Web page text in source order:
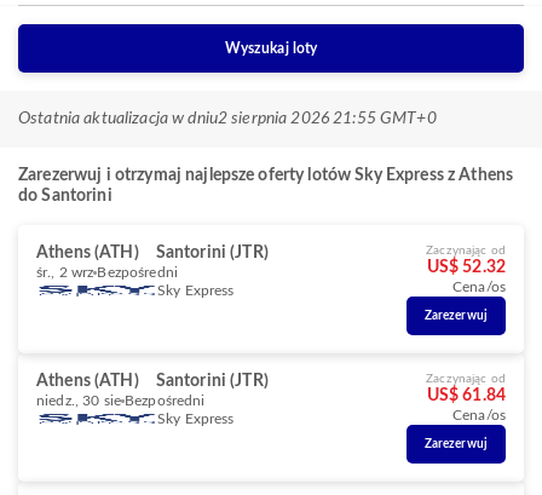
Wyszukaj loty
Ostatnia aktualizacja w dniu2 sierpnia 2026 21:55 GMT+0
Zarezerwuj i otrzymaj najlepsze oferty lotów Sky Express z Athens
do Santorini
Athens (ATH) Santorini (JTR)
śr., 2 wrz Bezpośredni
Sky Express
Zaczynając od
US$ 52.32
Cena/os
Zarezerwuj
Athens (ATH) Santorini (JTR)
niedz., 30 sie Bezpośredni
Sky Express
Zaczynając od
US$ 61.84
Cena/os
Zarezerwuj